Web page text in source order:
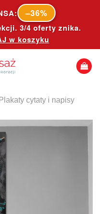
–36%
3/4 oferty znika.
w koszyku
Plakaty cytaty i napisy